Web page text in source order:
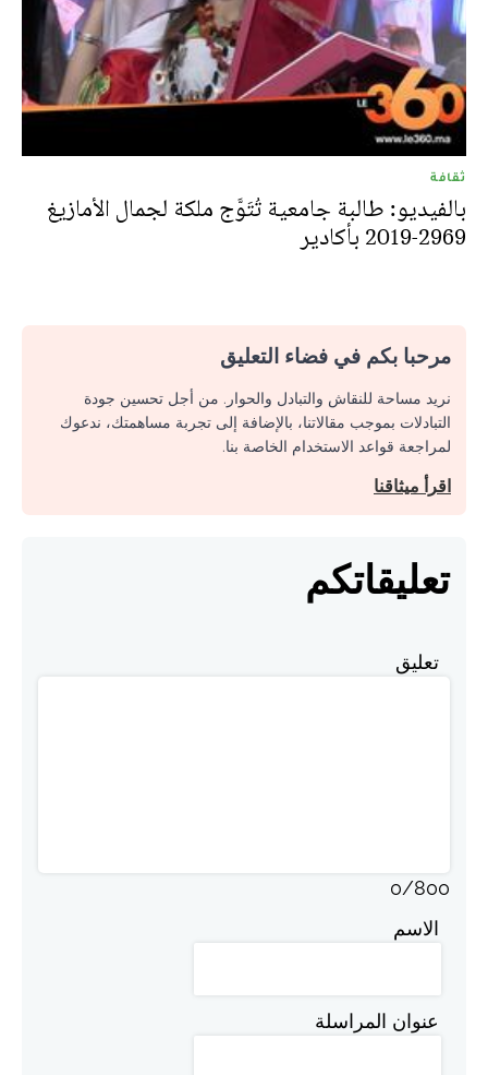
ثقافة
بالفيديو: طالبة جامعية تُتَوَّج ملكة لجمال الأمازيغ
2969-2019 بأكادير
مرحبا بكم في فضاء التعليق
نريد مساحة للنقاش والتبادل والحوار. من أجل تحسين جودة
التبادلات بموجب مقالاتنا، بالإضافة إلى تجربة مساهمتك، ندعوك
لمراجعة قواعد الاستخدام الخاصة بنا.
اقرأ ميثاقنا
تعليقاتكم
تعليق
0/800
الاسم
عنوان المراسلة